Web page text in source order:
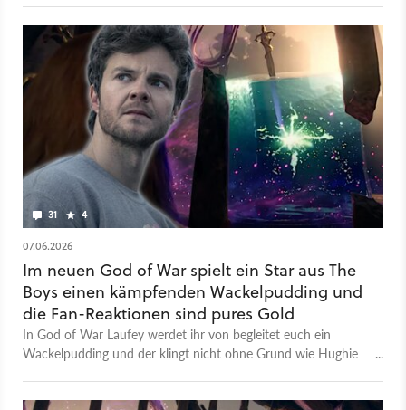
Frau und Atreus Mutter, Laufey. Und obwohl so viel im neuen
Spiel so anders scheint als im Vorgänger, erinnern manche
Dinge wiederum an das ganz alte God of War in Griechenland.
Und dann sieht es natürlich auch noch wahnsinnig gut aus.
Was wir schon sicher wissen, was gemunkelt wird und welche
Fragen offen bleiben, hab ich für euch in diesem Video
zusammengetragen.
31 4
07.06.2026
Im neuen God of War spielt ein Star aus The
Boys einen kämpfenden Wackelpudding und
die Fan-Reaktionen sind pures Gold
In God of War Laufey werdet ihr von begleitet euch ein
Wackelpudding und der klingt nicht ohne Grund wie Hughie